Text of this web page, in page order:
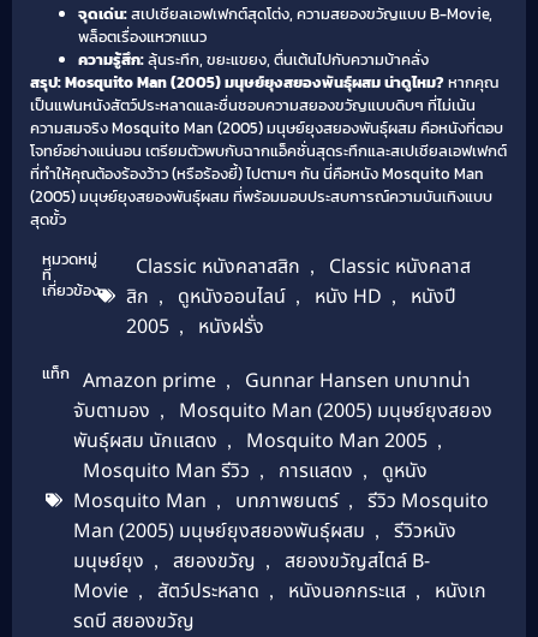
จุดเด่น:สเปเชียลเอฟเฟกต์สุดโต่ง, ความสยองขวัญแบบ B-Movie,
พล็อตเรื่องแหวกแนว
ความรู้สึก:ลุ้นระทึก, ขยะแขยง, ตื่นเต้นไปกับความบ้าคลั่ง
สรุป: Mosquito Man (2005) มนุษย์ยุงสยองพันธุ์ผสม น่าดูไหม?หากคุณ
เป็นแฟนหนังสัตว์ประหลาดและชื่นชอบความสยองขวัญแบบดิบๆ ที่ไม่เน้น
ความสมจริง Mosquito Man (2005) มนุษย์ยุงสยองพันธุ์ผสม คือหนังที่ตอบ
โจทย์อย่างแน่นอน เตรียมตัวพบกับฉากแอ็คชั่นสุดระทึกและสเปเชียลเอฟเฟกต์
ที่ทำให้คุณต้องร้องว้าว (หรือร้องยี้) ไปตามๆ กัน นี่คือหนังMosquito Man
(2005) มนุษย์ยุงสยองพันธุ์ผสม ที่พร้อมมอบประสบการณ์ความบันเทิงแบบ
สุดขั้ว
หมวดหมู่
ที่
เกี่ยวข้อง
Classic หนังคลาสสิก ,
Classic หนังคลาส
สิก , ดูหนังออนไลน์ , หนัง HD ,
หนังปี
2005 , หนังฝรั่ง
แท็ก Amazon prime ,
Gunnar Hansen บทบาทน่า
จับตามอง ,
Mosquito Man (2005) มนุษย์ยุงสยอง
พันธุ์ผสม นักแสดง , Mosquito Man 2005 ,
Mosquito Man รีวิว , การแสดง ,
ดูหนัง
Mosquito Man , บทภาพยนตร์ ,
รีวิว Mosquito
Man (2005) มนุษย์ยุงสยองพันธุ์ผสม ,
รีวิวหนัง
มนุษย์ยุง , สยองขวัญ ,
สยองขวัญสไตล์ B-
Movie , สัตว์ประหลาด , หนังนอกกระแส ,
หนังเก
รดบี สยองขวัญ